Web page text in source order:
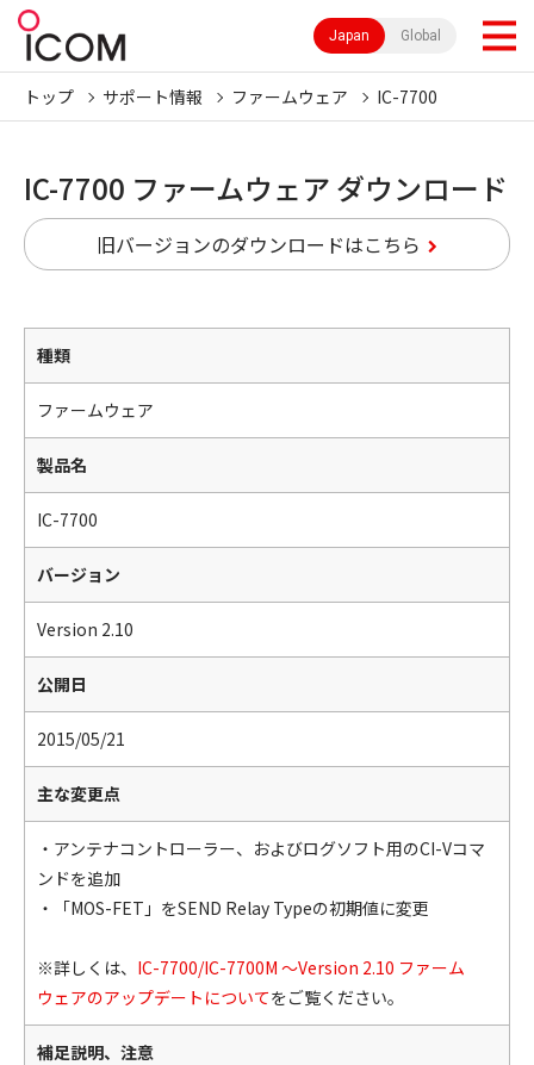
Japan Global
トップ サポート情報 ファームウェア IC-7700
IC-7700 ファームウェア ダウンロード
旧バージョンのダウンロードはこちら
種類
ファームウェア
製品名
IC-7700
バージョン
Version 2.10
公開日
2015/05/21
主な変更点
・アンテナコントローラー、およびログソフト用のCI-Vコマ
ンドを追加
・「MOS-FET」をSEND Relay Typeの初期値に変更
※詳しくは、 IC-7700/IC-7700M ～Version 2.10 ファーム
ウェアのアップデートについてをご覧ください。
補足説明、注意